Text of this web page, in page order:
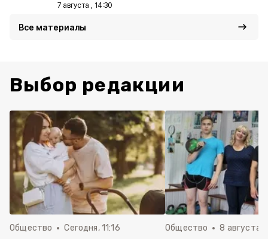
7 августа , 14:30
Все материалы
Выбор редакции
Общество Сегодня, 11:16 Общество 8 августа ,